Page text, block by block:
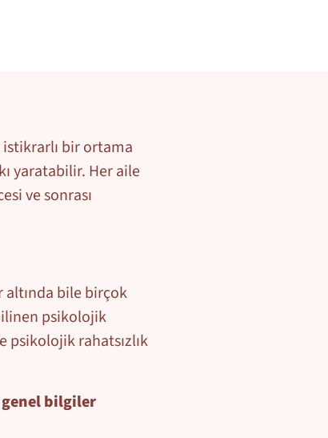
bir ortama
yaratabilir. Her aile
ve sonrası
altında bile birçok
psikolojik
psikolojik rahatsızlık
genel bilgiler